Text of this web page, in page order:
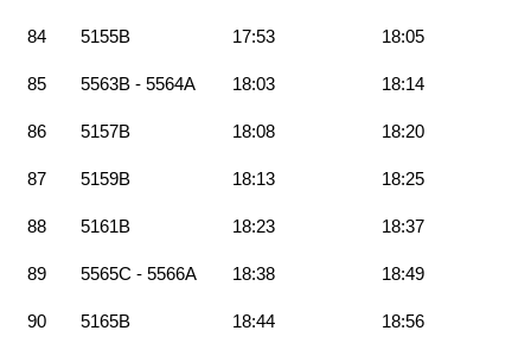
84 5155B 17:53 18:05
85 5563B - 5564A 18:03 18:14
86 5157B 18:08 18:20
87 5159B 18:13 18:25
88 5161B 18:23 18:37
89 5565C - 5566A 18:38 18:49
90 5165B 18:44 18:56